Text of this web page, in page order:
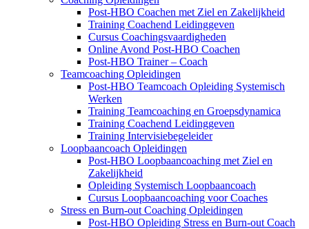
Post-HBO Coachen met Ziel en Zakelijkheid
Training Coachend Leidinggeven
Cursus Coachingsvaardigheden
Online Avond Post-HBO Coachen
Post-HBO Trainer – Coach
Teamcoaching Opleidingen
Post-HBO Teamcoach Opleiding Systemisch
Werken
Training Teamcoaching en Groepsdynamica
Training Coachend Leidinggeven
Training Intervisiebegeleider
Loopbaancoach Opleidingen
Post-HBO Loopbaancoaching met Ziel en
Zakelijkheid
Opleiding Systemisch Loopbaancoach
Cursus Loopbaancoaching voor Coaches
Stress en Burn-out Coaching Opleidingen
Post-HBO Opleiding Stress en Burn-out Coach